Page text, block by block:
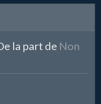
la part de Non